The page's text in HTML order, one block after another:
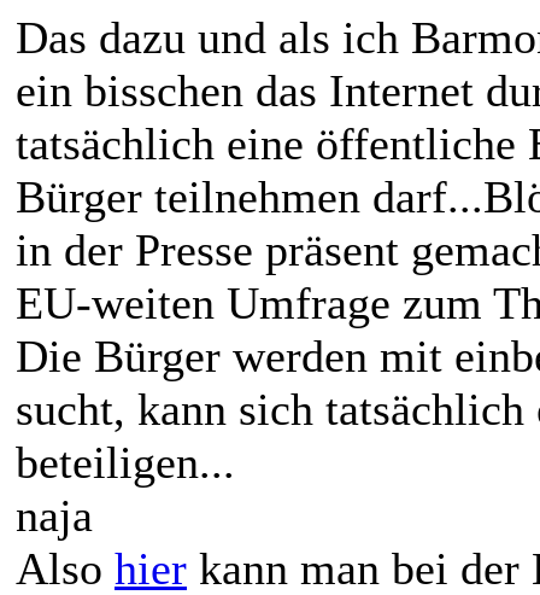
Das dazu und als ich
ein bisschen das Internet
tatsächlich eine öffentliche
Bürger teilnehmen
in der Presse präsent
EU-weiten Umfrage zum
Die Bürger werden mit
sucht, kann sich
beteiligen...
naja
Also hier kann man bei der